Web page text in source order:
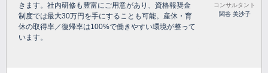
きます。社内研修も豊富にご用意があり、資格報奨金
制度では最大30万円を手にすることも可能。産休・育
休の取得率／復帰率は100%で働きやすい環境が整って
います。
コンサルタント
関谷 美沙子